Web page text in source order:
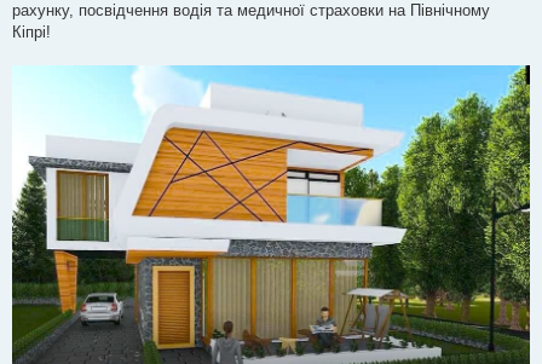
рахунку, посвідчення водія та медичної страховки на Північному
Кіпрі!